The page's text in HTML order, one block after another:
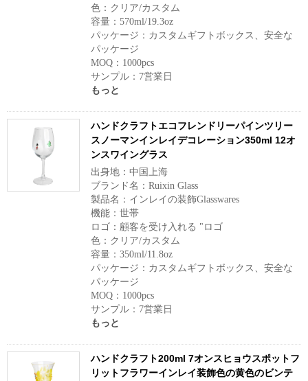
色：クリア/カスタム
容量：570ml/19.3oz
パッケージ：カスタムギフトボックス、安全な
パッケージ
MOQ：1000pcs
サンプル：7営業日
もっと
ハンドクラフトエコフレンドリーパインツリー
スノーマンインレイデコレーション350ml 12オ
ンスワイングラス
出身地：中国上海
ブランド名：Ruixin Glass
製品名：インレイの装飾Glasswares
機能：世帯
ロゴ：顧客を受け入れる "ロゴ
色：クリア/カスタム
容量：350ml/11.8oz
パッケージ：カスタムギフトボックス、安全な
パッケージ
MOQ：1000pcs
サンプル：7営業日
もっと
ハンドクラフト200ml 7オンスヒョウスポットフ
リットフラワーインレイ装飾色の黄色のビンテ